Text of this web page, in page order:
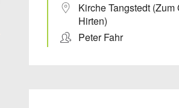
Kirche Tangstedt (Zum
Hirten)
Peter Fahr